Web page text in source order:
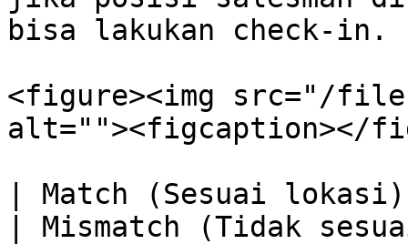
bisa lakukan check-in.
<figure><img src="/
alt=""><figcaption></
| Match (Sesuai lokasi)
| Mismatch (Tidak